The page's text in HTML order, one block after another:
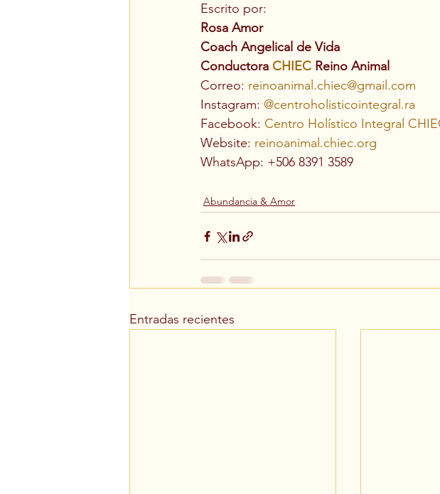
Escrito por:
Rosa Amor
Coach Angelical de Vida
Conductora CHIEC Reino Animal
Correo: reinoanimal.chiec@gmail.com
Instagram: @centroholisticointegral.ra
Facebook: Centro Holístico Integral
Website: reinoanimal.chiec.org
WhatsApp: +506 8391 3589
Abundancia & Amor
Entradas recientes